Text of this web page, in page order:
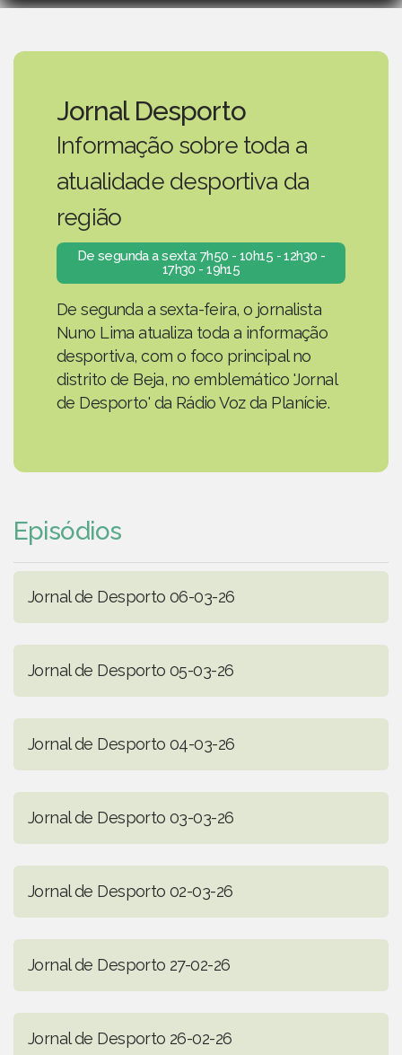
Jornal Desporto
Informação sobre toda a
atualidade desportiva da
região
De segunda a sexta: 7h50 - 10h15 - 12h30 -
17h30 - 19h15
De segunda a sexta-feira, o jornalista
Nuno Lima atualiza toda a informação
desportiva, com o foco principal no
distrito de Beja, no emblemático 'Jornal
de Desporto' da Rádio Voz da Planície.
Episódios
Jornal de Desporto 06-03-26
Jornal de Desporto 05-03-26
Jornal de Desporto 04-03-26
Jornal de Desporto 03-03-26
Jornal de Desporto 02-03-26
Jornal de Desporto 27-02-26
Jornal de Desporto 26-02-26